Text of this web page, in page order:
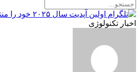
اخبار تکنولوژی